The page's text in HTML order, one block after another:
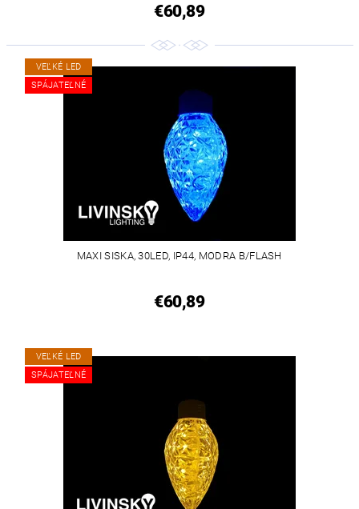
€60,89
VEĽKÉ LED
SPÁJATEĽNÉ
MAXI SISKA, 30LED, IP44, MODRA B/FLASH
€60,89
VEĽKÉ LED
SPÁJATEĽNÉ